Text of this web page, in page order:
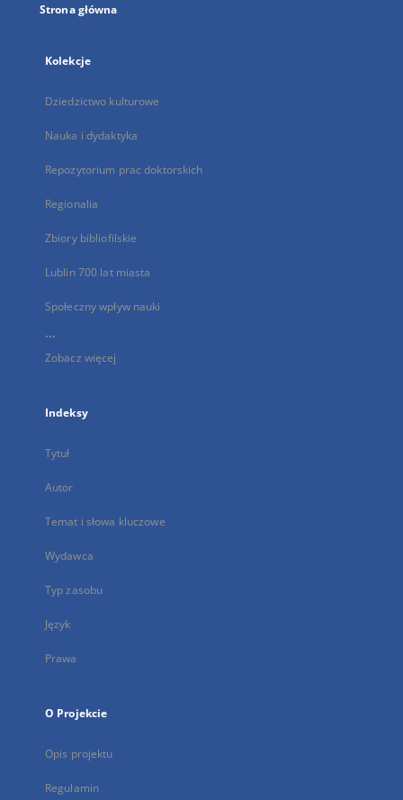
Strona główna
Kolekcje
Dziedzictwo kulturowe
Nauka i dydaktyka
Repozytorium prac doktorskich
Regionalia
Zbiory bibliofilskie
Lublin 700 lat miasta
Społeczny wpływ nauki
...
Zobacz więcej
Indeksy
Tytuł
Autor
Temat i słowa kluczowe
Wydawca
Typ zasobu
Język
Prawa
O Projekcie
Opis projektu
Regulamin